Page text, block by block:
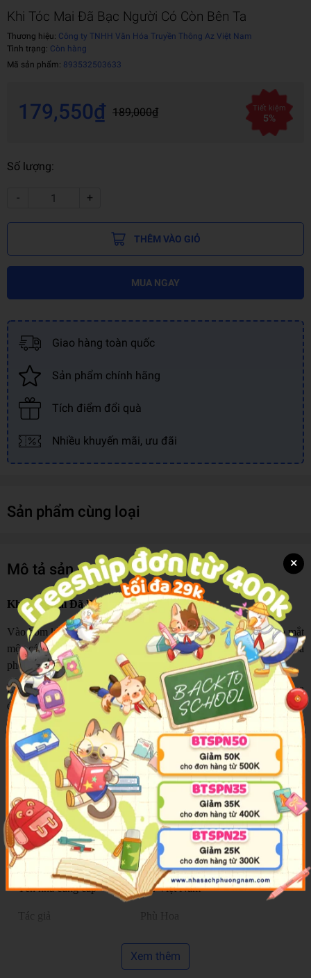
Khi Tóc Mai Đã Bạc Người Có Còn Bên Ta
Thương hiệu: Công ty TNHH Văn Hóa Truyền Thông Az Việt Nam
Tình trạng: Còn hàng
Mã sản phẩm: 893532503633
179,550₫ 189,000₫ Tiết kiệm
5%
Số lượng:
- +
THÊM VÀO GIỎ
MUA NGAY
Giao hàng toàn quốc
Sản phẩm chính hãng
Tích điểm đổi quà
Nhiều khuyến mãi, ưu đãi
Sản phẩm cùng loại
Mô tả sản phẩm
Khi Tóc Mai Đã Bạc Người Có Còn Bên Ta
Vào hôm kỉ niệm ngày cưới, Du Dao đi chợ mua thức ăn, chớp mắt
một cái đã xuyên tới bốn mươi năm sau, người chồng hào hoa
phong nhã giờ đây đã biến thành một ông giáo sư già điềm đạm.
Lúc trẻ, vợ thầy Giang đột nhiên mất tích, được xác nhận là đã qua
đời, thầy góa vợ đằng đẵng bốn mươi năm. Không ngờ lại có ngày
vợ thầy trở về, đã vậy dung mạo còn chẳng hề thay đổi. Thế là tin
đồn giáo sư Giang trâu già gặm cỏ non lan truyền khắp trường,
thanh danh, khí tiết thầy gìn giữ cả đời đứng trước nguy cơ bị hoen
ố.
Thời gian thấm thoắt thoi đưa, khi dung nhan của ta không còn,
người vẫn nguyện yêu ta chứ?
Thông tin chi tiết
Mã sản phẩm 893532503633
Tên nhà cung cấp AZ Việt Nam
Tác giả Phù Hoa
Lệ Ngọc
Dân Trí
Xem thêm
×